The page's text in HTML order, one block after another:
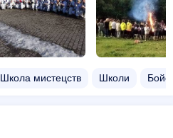
Школа мистецств Школи